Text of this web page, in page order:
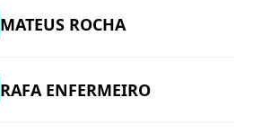
MATEUS ROCHA
RAFA ENFERMEIRO